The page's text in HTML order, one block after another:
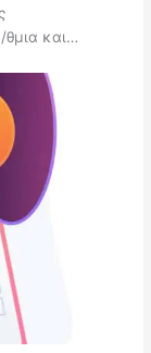
θμια και…